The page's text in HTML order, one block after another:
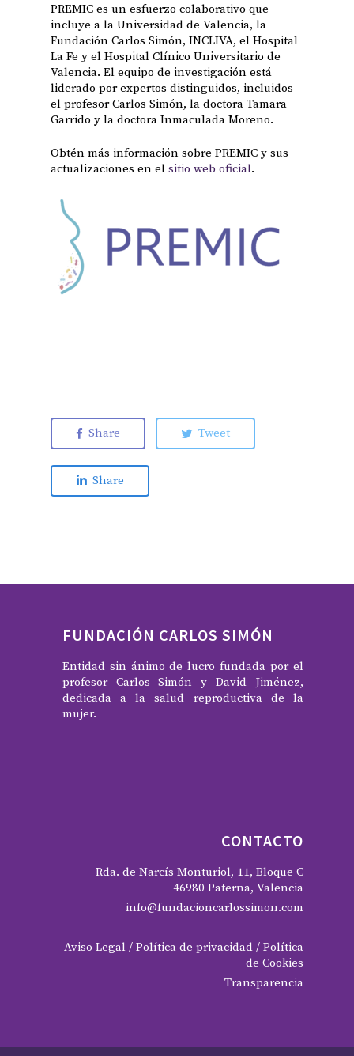
PREMIC es un esfuerzo colaborativo que
incluye a la Universidad de Valencia, la
Fundación Carlos Simón, INCLIVA, el Hospital
La Fe y el Hospital Clínico Universitario de
Valencia. El equipo de investigación está
liderado por expertos distinguidos, incluidos
el profesor Carlos Simón, la doctora Tamara
Garrido y la doctora Inmaculada Moreno.
Obtén más información sobre PREMIC y sus
actualizaciones en el sitio web oficial.
Share Tweet
Share
FUNDACIÓN CARLOS SIMÓN
Entidad sin ánimo de lucro fundada por el
profesor Carlos Simón y David Jiménez,
dedicada a la salud reproductiva de la
mujer.
CONTACTO
Rda. de Narcís Monturiol, 11, Bloque C
46980 Paterna, Valencia
info@fundacioncarlossimon.com
Aviso Legal / Política de privacidad / Política
de Cookies
Transparencia